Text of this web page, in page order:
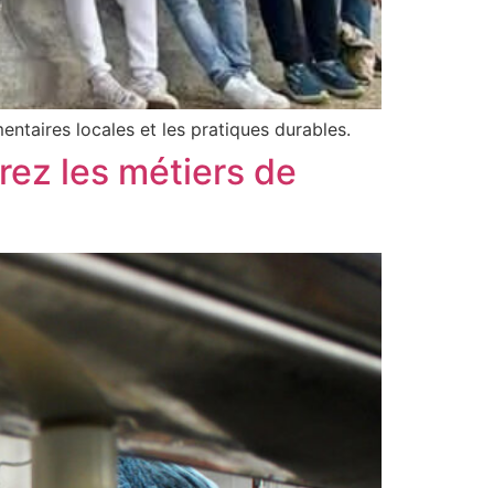
locales et les pratiques durables.
les métiers de